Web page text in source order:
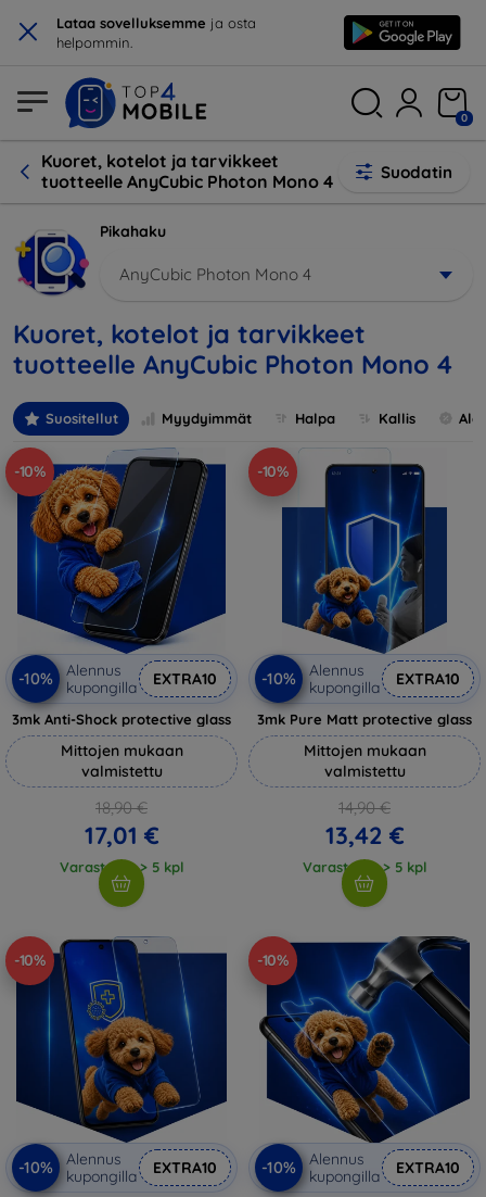
× Lataa sovelluksemme ja osta
helpommin.
0
Kuoret, kotelot ja tarvikkeet
tuotteelle AnyCubic Photon Mono 4
Suodatin
Pikahaku
AnyCubic Photon Mono 4
Kuoret, kotelot ja tarvikkeet
tuotteelle AnyCubic Photon Mono 4
Suositellut Myydyimmät Halpa Kallis
-10%
-10%
Alennus
kupongilla
EXTRA10
3mk Anti-Shock protective glass
Mittojen mukaan
valmistettu
18,90 €
17,01 €
Varastossa > 5 kpl
-10%
-10%
Alennus
kupongilla
EXTRA10
3mk Pure Matt protective glass
Mittojen mukaan
valmistettu
14,90 €
13,42 €
Varastossa > 5 kpl
-10%
-10%
Alennus
kupongilla
EXTRA10
-10%
-10%
Alennus
kupongilla
EXTRA10